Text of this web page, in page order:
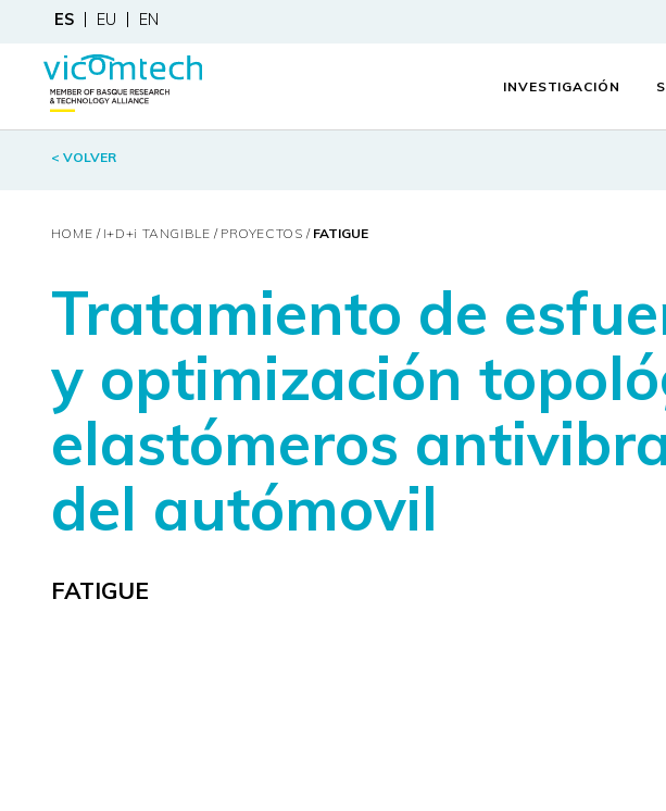
ES EU EN
INVESTIGACIÓN
< VOLVER
HOME I+D+i TANGIBLE PROYECTOS FATIGUE
Tratamiento de
y optimización
elastómeros
del autómovil
FATIGUE